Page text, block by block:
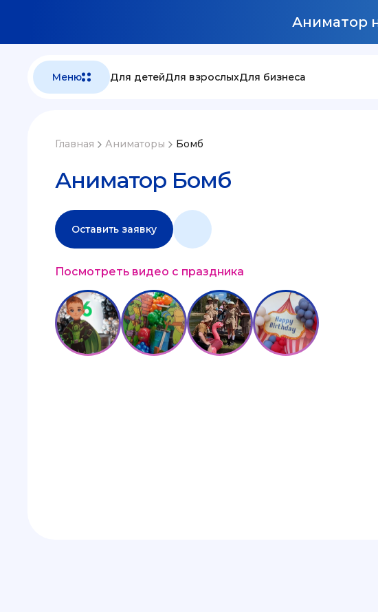
Аниматор
Меню Для детейДля взрослыхДля бизнеса
Главная Аниматоры Бомб
Аниматор Бомб
Оставить заявку
Посмотреть видео с праздника